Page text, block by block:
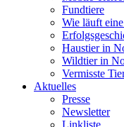
Fundtiere
Wie läuft
Haustier in
Wildtier in
Vermisste
Aktuelles
Presse
Newsletter
Linkliste